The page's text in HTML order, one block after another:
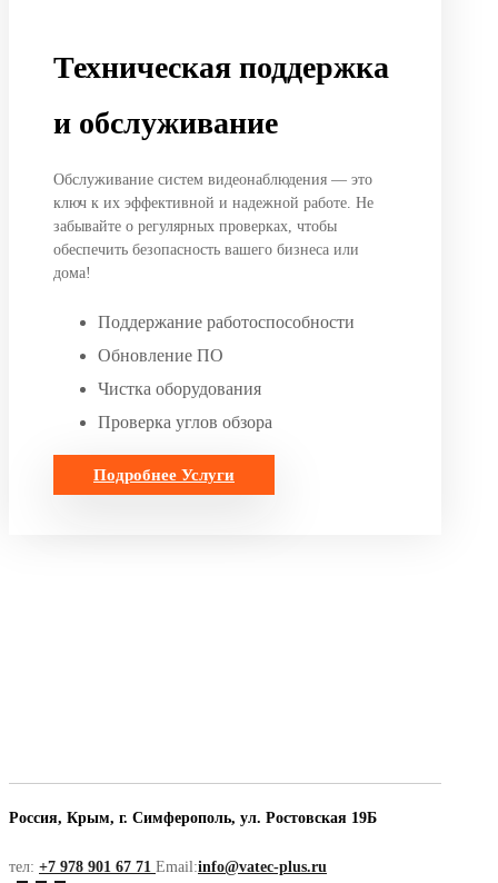
Техническая поддержка
и обслуживание
Обслуживание систем видеонаблюдения — это
ключ к их эффективной и надежной работе. Не
забывайте о регулярных проверках, чтобы
обеспечить безопасность вашего бизнеса или
дома!
Поддержание работоспособности
Обновление ПО
Чистка оборудования
Проверка углов обзора
Подробнее Услуги
Россия, Крым, г. Симферополь, ул. Ростовская 19Б
тел: +7 978 901 67 71 Email:info@vatec-plus.ru